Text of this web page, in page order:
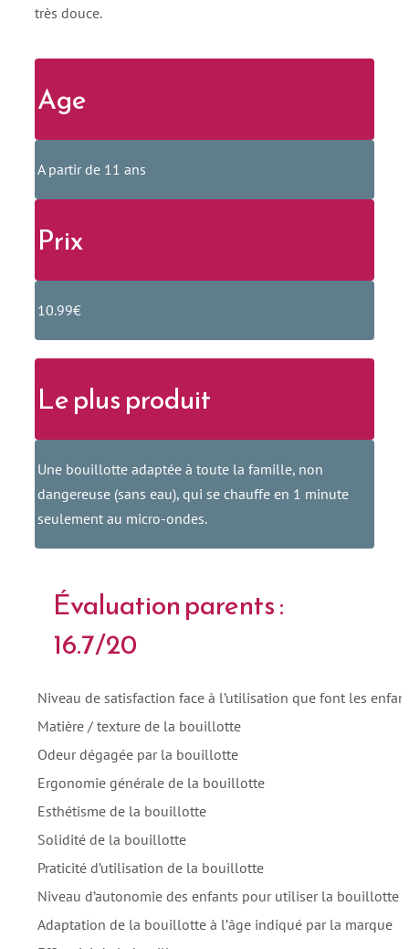
très douce.
Age
A partir de 11 ans
Prix
10.99€
Le plus produit
Une bouillotte adaptée à toute la famille, non
dangereuse (sans eau), qui se chauffe en 1 minute
seulement au micro-ondes.
Évaluation parents :
16.7/20
Niveau de satisfaction face à l’utilisation que font les
Matière / texture de la bouillotte
Odeur dégagée par la bouillotte
Ergonomie générale de la bouillotte
Esthétisme de la bouillotte
Solidité de la bouillotte
Praticité d’utilisation de la bouillotte
Niveau d’autonomie des enfants pour utiliser la bouillotte
Adaptation de la bouillotte à l’âge indiqué par la marque